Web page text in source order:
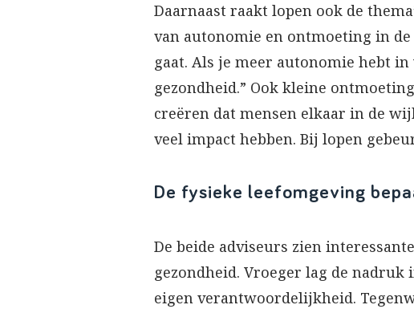
Daarnaast raakt lopen ook de
van autonomie en ontmoeting in
gaat. Als je meer autonomie hebt
gezondheid.” Ook kleine
creëren dat mensen elkaar in de
veel impact hebben. Bij lopen
De fysieke leefomgeving
De beide adviseurs zien
gezondheid. Vroeger lag de
eigen verantwoordelijkheid.